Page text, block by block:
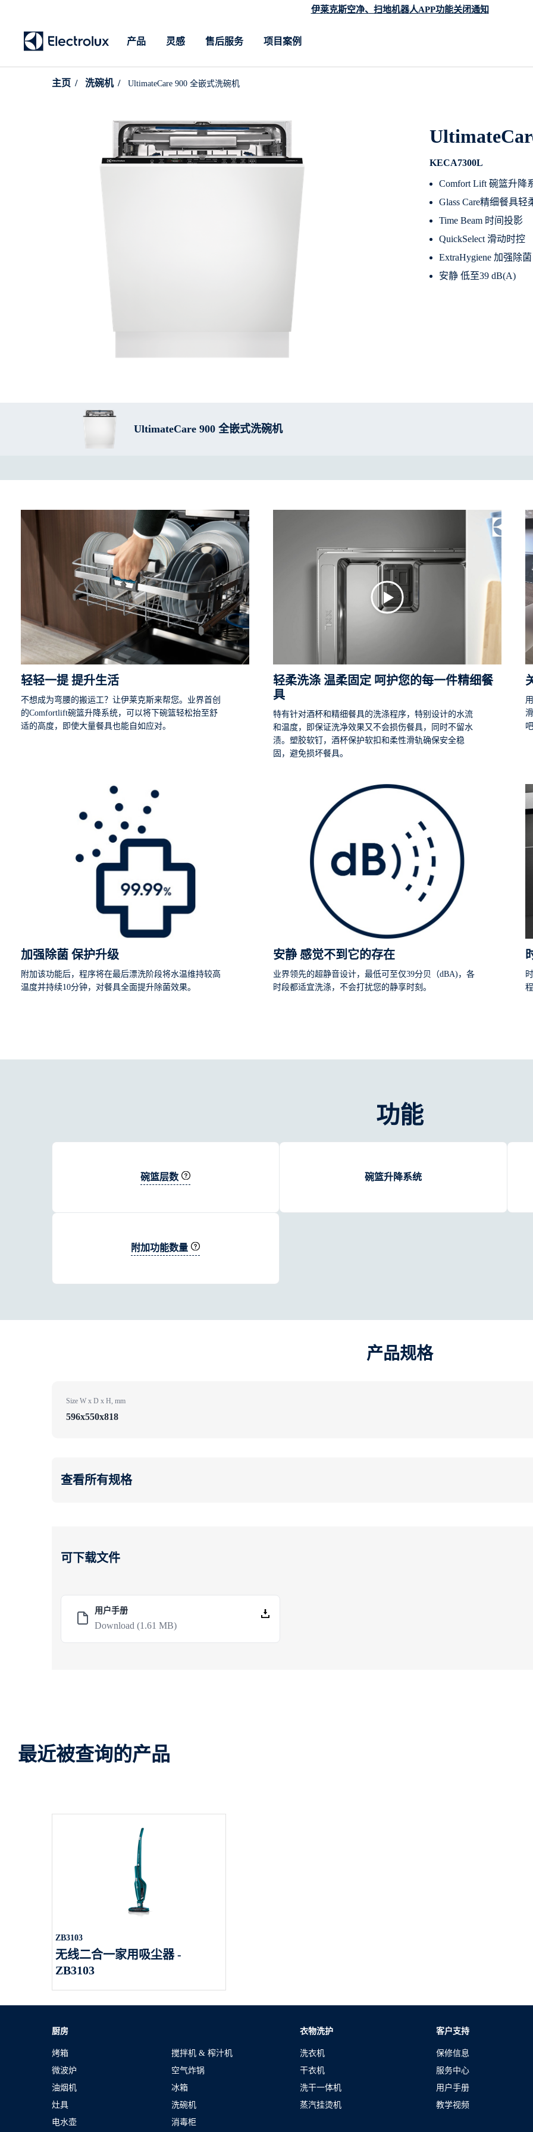
伊莱克斯空净、扫地机器人APP功能关闭通知
产品 灵感 售后服务 项目案例
主页 洗碗机 UltimateCare 900 全嵌式洗碗机
KECA7300L
Comfort Lift 碗篮升降
Glass Care精细餐具轻
Time Beam 时间投影
QuickSelect 滑动时控
ExtraHygiene 加强除菌
安静 低至39 dB(A)
UltimateCare 900 全嵌式洗碗机
轻轻一提 提升生活
不想成为弯腰的搬运工？让伊莱克斯来帮您。业界首创
的Comfortlift碗篮升降系统，可以将下碗篮轻松抬至舒
适的高度，即使大量餐具也能自如应对。
轻柔洗涤 温柔固定 呵护您的每一件精细餐
具
特有针对酒杯和精细餐具的洗涤程序，特别设计的水流
和温度，即保证洗净效果又不会损伤餐具，同时不留水
渍。塑胶软钉，酒杯保护软扣和柔性滑轨确保安全稳
固，避免损坏餐具。
加强除菌 保护升级
附加该功能后，程序将在最后漂洗阶段将水温维持较高
温度并持续10分钟，对餐具全面提升除菌效果。
安静 感觉不到它的存在
业界领先的超静音设计，最低可至仅39分贝（dBA)，各
时段都适宜洗涤，不会打扰您的静享时刻。
功能
碗篮层数 碗篮升降系统
附加功能数量
产品规格​
Size W x D x H, mm
596x550x818
查看所有规格
可下载文件
用户手册
Download (1.61 MB)
最近被查询的产品
ZB3103
无线二合一家用吸尘器 -
ZB3103
厨房
烤箱
微波炉
油烟机
灶具
电水壶
搅拌机 & 榨汁机
空气炸锅
冰箱
洗碗机
消毒柜
衣物洗护
洗衣机
干衣机
洗干一体机
蒸汽挂烫机
客户支持
保修信息
服务中心
用户手册
教学视频